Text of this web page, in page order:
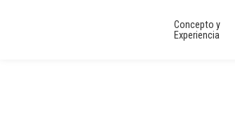
Concepto y
Experiencia